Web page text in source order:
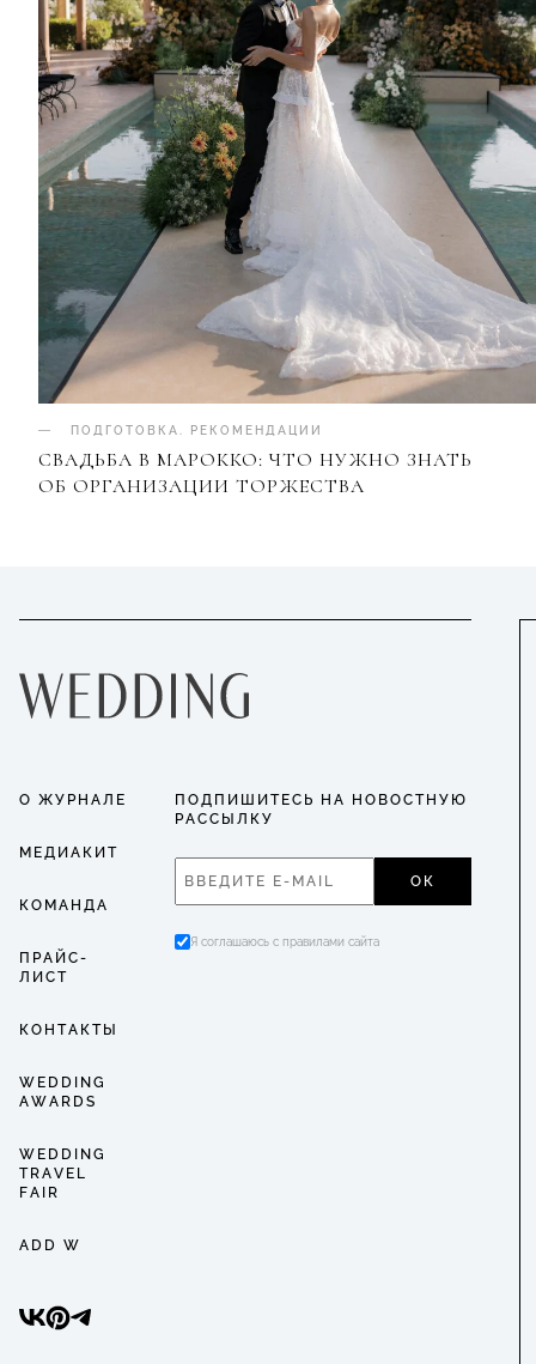
ПОДГОТОВКА. РЕКОМЕНДАЦИИ
СВАДЬБА В МАРОККО: ЧТО НУЖНО ЗНАТЬ
ОБ ОРГАНИЗАЦИИ ТОРЖЕСТВА
О ЖУРНАЛЕ
МЕДИАКИТ
КОМАНДА
ПРАЙС-
ЛИСТ
КОНТАКТЫ
WEDDING
AWARDS
WEDDING
TRAVEL
FAIR
ADD W
ПОДПИШИТЕСЬ НА НОВОСТНУЮ
РАССЫЛКУ
ОК
Я соглашаюсь с правилами сайта